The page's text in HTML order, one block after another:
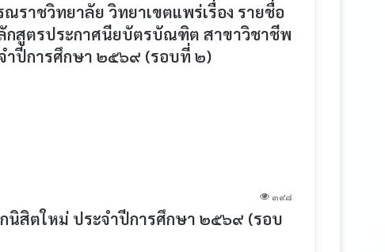
ราชวิทยาลัย วิทยาเขตแพร่เรื่อง รายชื่อ
กสูตรประกาศนียบัตรบัณฑิต สาขาวิชาชีพ
ำปีการศึกษา ๒๕๖๙ (รอบที่ ๒)
๓๙๘
นิสิตใหม่ ประจำปีการศึกษา ๒๕๖๙ (รอบ